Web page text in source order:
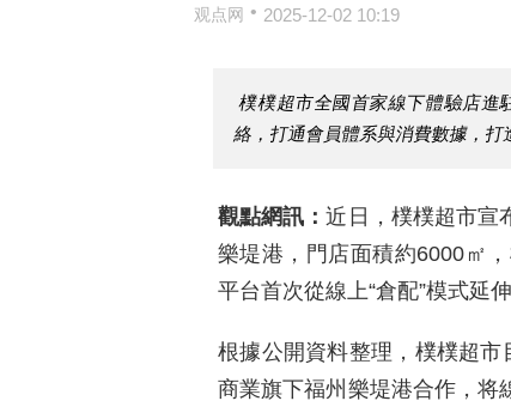
观点网 • 2025-12-02 10:19
樸樸超市全國首家線下體驗店進
絡，打通會員體系與消費數據，打
觀點網訊：近日，樸樸超市宣
樂堤港，門店面積約6000㎡
平台首次從線上“倉配”模式延
根據公開資料整理，樸樸超
商業旗下福州樂堤港合作，将